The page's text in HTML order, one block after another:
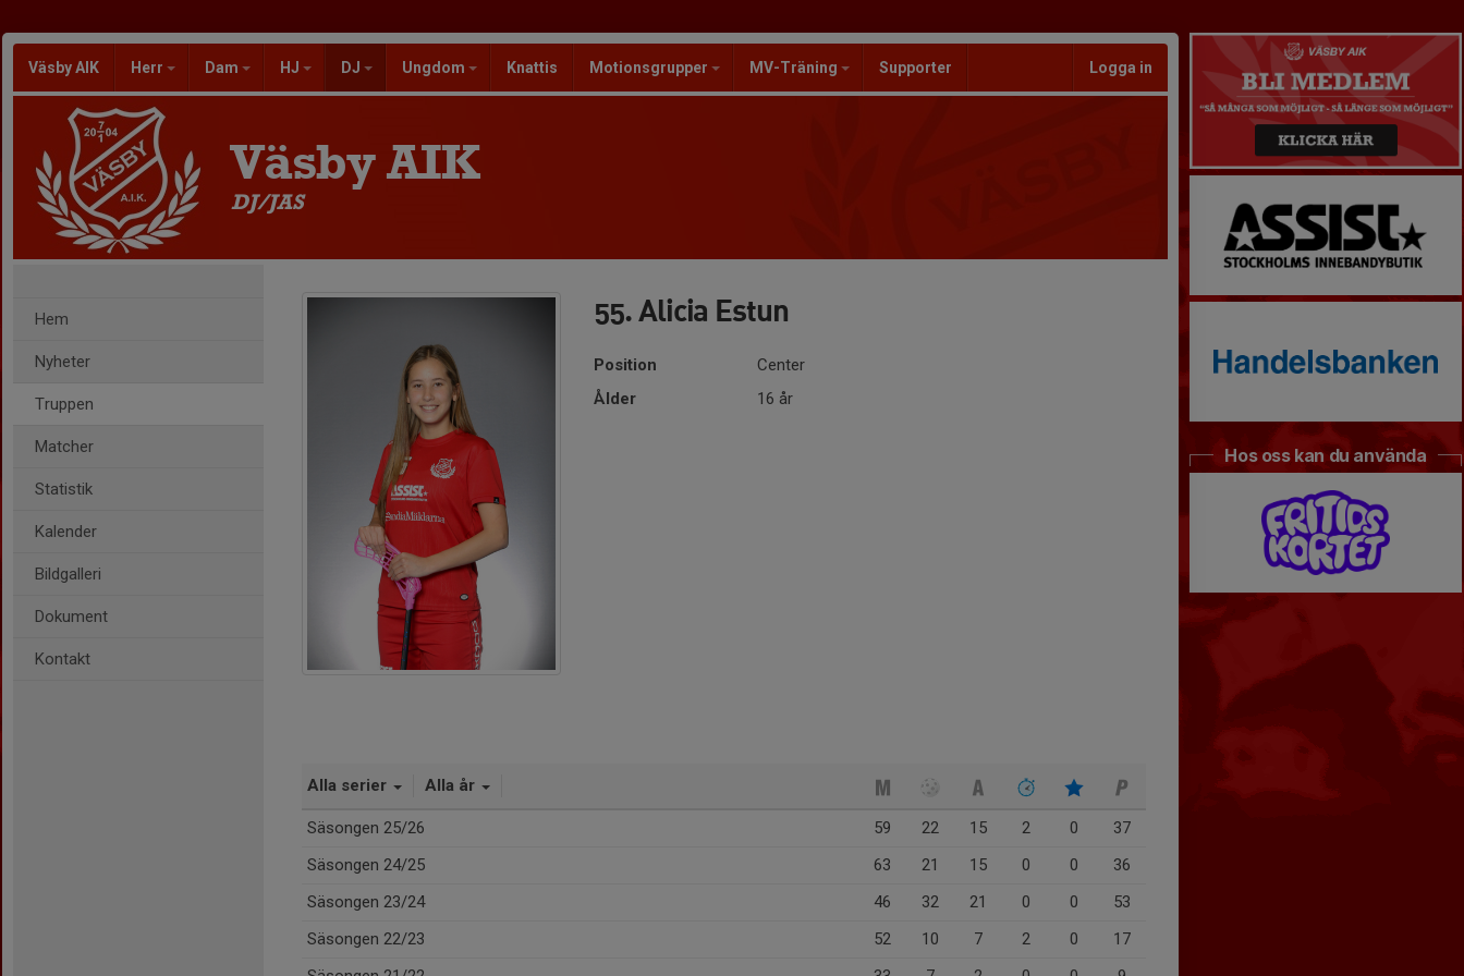
Väsby AIK Herr Dam HJ DJ Ungdom Knattis Motionsgrupper MV-Träning Supporter Logga in
Väsby AIK
DJ/JAS
Hem
Nyheter
Truppen
Matcher
Statistik
Kalender
Bildgalleri
Dokument
Kontakt
55. Alicia Estun
Position
Center
Ålder
16 år
Alla serier Alla år
Säsongen 25/26 59 22 15 2 0
37
Säsongen 24/25
63 21 15 0 0
36
Säsongen 23/24
46 32 21 0 0
53
Säsongen 22/23
52 10 7 2 0
17
Hos oss kan du använda